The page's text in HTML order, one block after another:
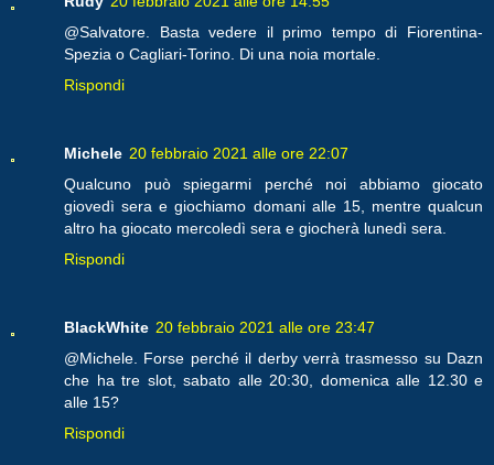
@Salvatore. Basta vedere il primo tempo di Fiorentina-
Spezia o Cagliari-Torino. Di una noia mortale.
Rispondi
Michele 20 febbraio 2021 alle ore 22:07
Qualcuno può spiegarmi perché noi abbiamo giocato
giovedì sera e giochiamo domani alle 15, mentre qualcun
altro ha giocato mercoledì sera e giocherà lunedì sera.
Rispondi
BlackWhite 20 febbraio 2021 alle ore 23:47
@Michele. Forse perché il derby verrà trasmesso su Dazn
che ha tre slot, sabato alle 20:30, domenica alle 12.30 e
alle 15?
Rispondi